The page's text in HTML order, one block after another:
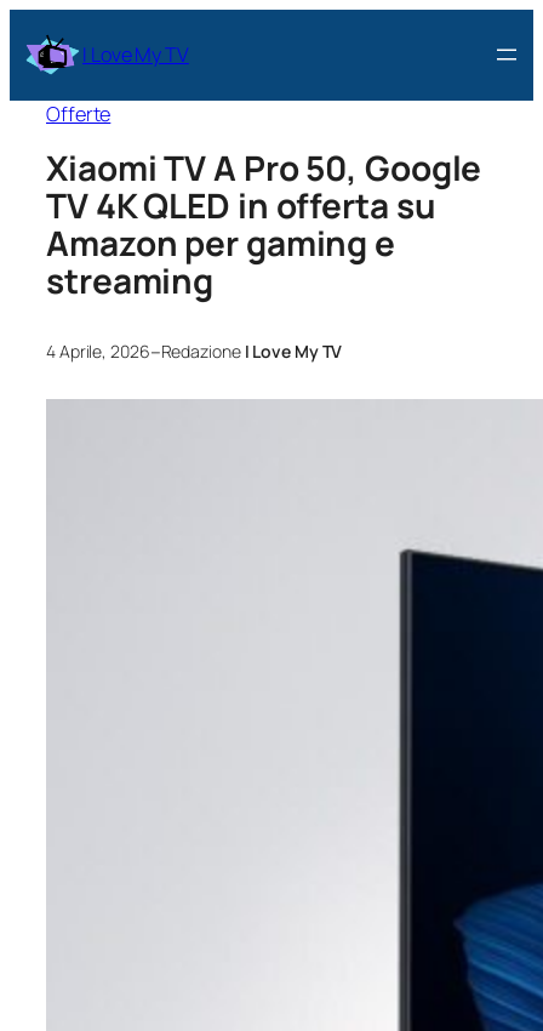
I Love My TV
Offerte
Xiaomi TV A Pro 50, Google
TV 4K QLED in offerta su
Amazon per gaming e
streaming
4 Aprile, 2026–Redazione I Love My TV